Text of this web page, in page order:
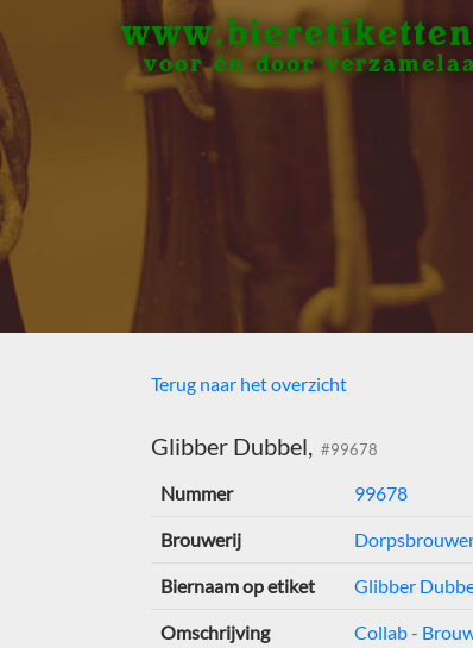
voor én door
Terug naar het overzicht
Glibber Dubbel, #99678
Nummer 99678
Brouwerij
Biernaam op etiket Glibber
Omschrijving Collab -